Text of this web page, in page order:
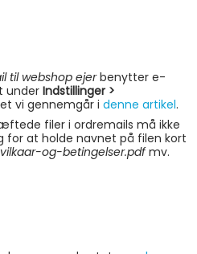
til webshop ejerbenytter e-
underIndstillinger >
vi gennemgår i denne artikel.
filer i ordremails må ikke
for at holde navnet på filen kort
vilkaar-og-betingelser.pdfmv.